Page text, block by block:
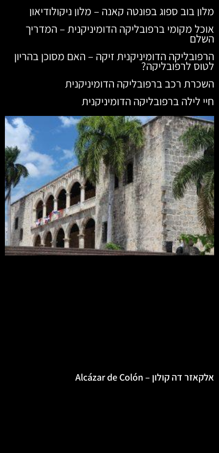
מלון בוב ספוג בפונטה קאנה – מלון ניקולודיאון
אוכל מקומי ברפובליקה הדומיניקנית – המדריך
השלם
הרפובליקה הדומיניקנית זיקה – האם מסוכן בהריון
לטוס לרפובליקה?
השכרת רכב ברפובליקה הדומיניקנית
חיי לילה ברפובליקה הדומיניקנית
אלקאזר דה קולון – Alcázar de Colón